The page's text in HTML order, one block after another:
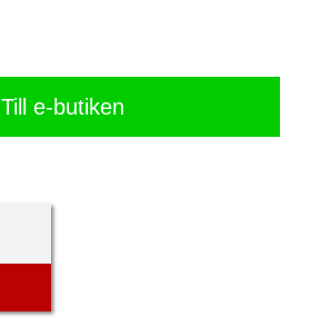
Till e-butiken